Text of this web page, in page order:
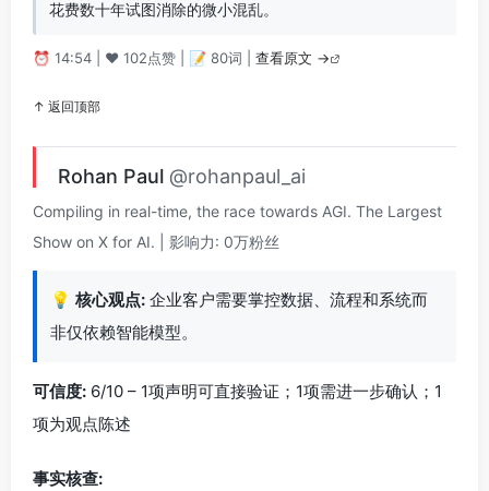
花费数十年试图消除的微小混乱。
⏰ 14:54 | ❤️ 102点赞 | 📝 80词 | 查看原文 →
↑ 返回顶部
Rohan Paul @rohanpaul_ai
Compiling in real-time, the race towards AGI. The Largest
Show on X for AI. | 影响力: 0万粉丝
💡 核心观点: 企业客户需要掌控数据、流程和系统而
非仅依赖智能模型。
可信度: 6/10 – 1项声明可直接验证；1项需进一步确认；1
项为观点陈述
事实核查: